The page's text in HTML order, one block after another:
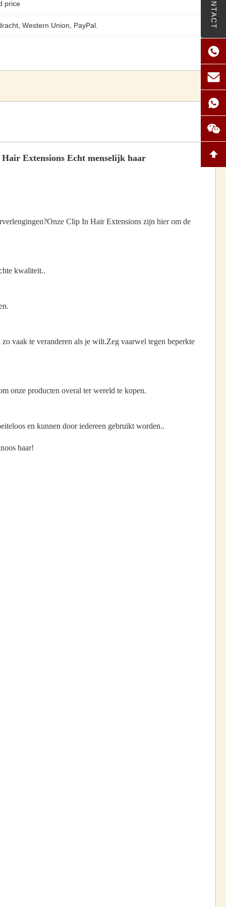
CONTACT
price
Western Union, PayPal.
Extensions Echt menselijk haar
Clip In Hair Extensions zijn hier om de
kwaliteit..
vaak te veranderen als je wilt.Zeg vaarwel tegen beperkte
onze producten overal ter wereld te kopen.
en kunnen door iedereen gebruikt worden..
haar!